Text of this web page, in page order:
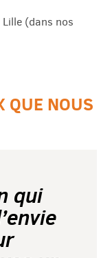
Lille (dans nos
QUE NOUS
qui